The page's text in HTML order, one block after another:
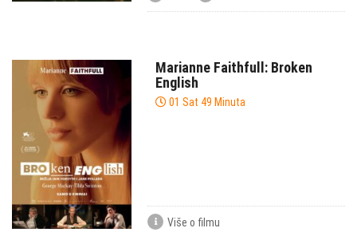
Marianne Faithfull: Broken
English
01 Sat 49 Minuta
Više o filmu